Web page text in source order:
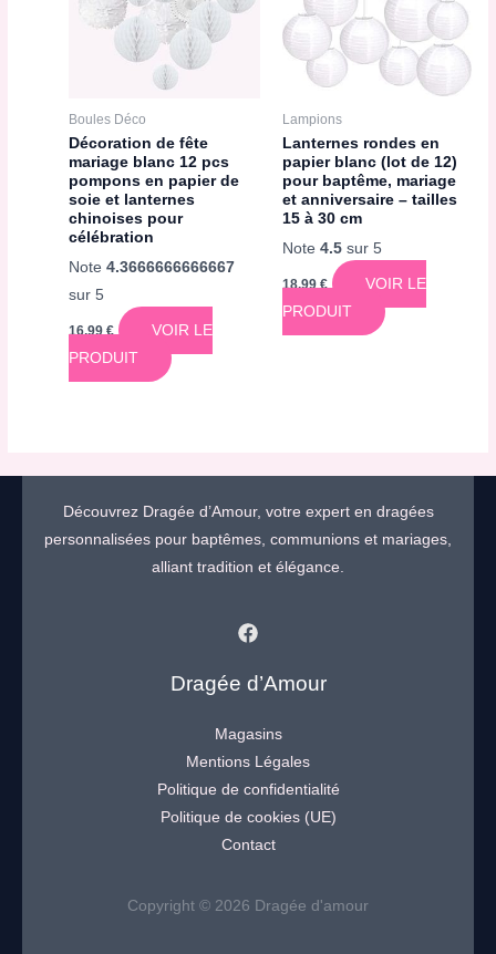
Boules Déco
Décoration de fête
mariage blanc 12 pcs
pompons en papier de
soie et lanternes
chinoises pour
célébration
Note4.3666666666667
sur 5
16,99€
VOIR LE
PRODUIT
Lampions
Lanternes rondes en
papier blanc (lot de 12)
pour baptême, mariage
et anniversaire – tailles
15 à 30 cm
Note 4.5sur 5
18,99€
VOIR LE
PRODUIT
Découvrez Dragée d’Amour, votre expert en dragées
personnalisées pour baptêmes, communions et mariages,
alliant tradition et élégance.
Dragée d’Amour
Magasins
Mentions Légales
Politique de confidentialité
Politique de cookies (UE)
Contact
Copyright © 2026 Dragée d'amour